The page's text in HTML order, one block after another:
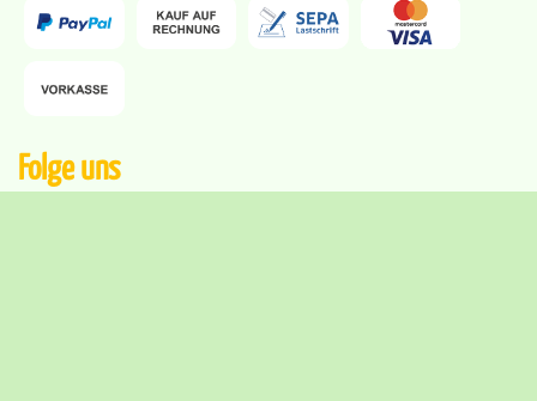
Folge uns